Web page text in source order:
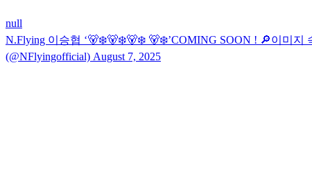
null
N.Flying 이승협 ‘🐻‍❄🐻‍❄🐻‍❄ 🐻‍❄’COMING SOON ! 🔎이미지
(@NFlyingofficial) August 7, 2025